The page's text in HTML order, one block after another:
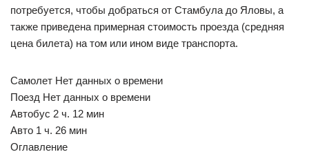
потребуется, чтобы добраться от Стамбула до Яловы, а
также приведена примерная стоимость проезда (средняя
цена билета) на том или ином виде транспорта.
Самолет Нет данных о времени
Поезд Нет данных о времени
Автобус 2 ч. 12 мин
Авто 1 ч. 26 мин
Оглавление